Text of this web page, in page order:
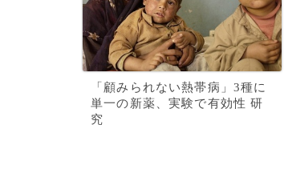
「顧みられない熱帯病」3種に
単一の新薬、実験で有効性 研
究